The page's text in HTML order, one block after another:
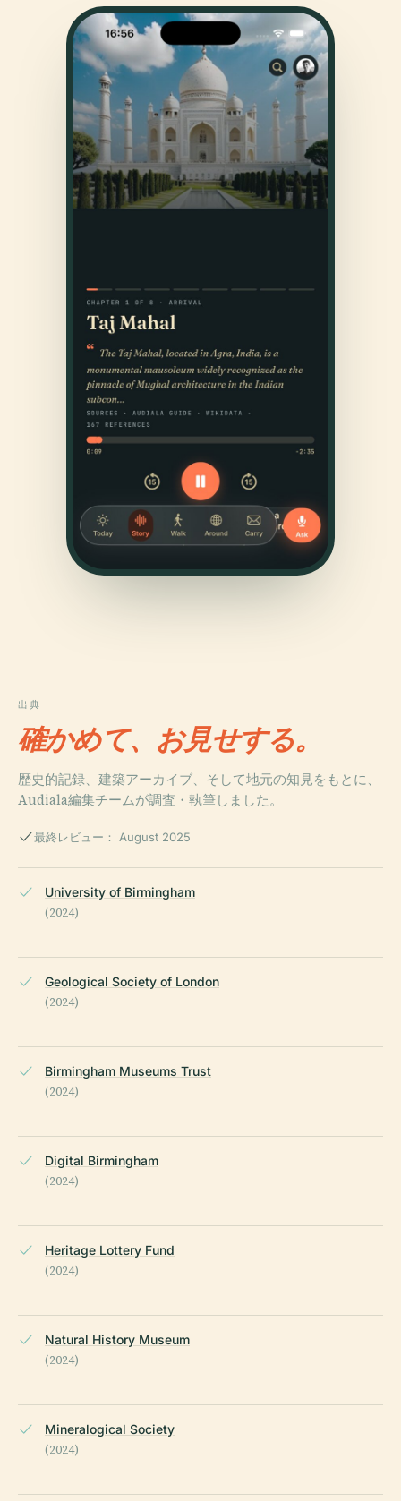
出典
確かめて、お見せする。
歴史的記録、建築アーカイブ、そして地元の知見をもとに、
Audiala編集チームが調査・執筆しました。
最終レビュー： August 2025
University of Birmingham
(2024)
Geological Society of London
(2024)
Birmingham Museums Trust
(2024)
Digital Birmingham
(2024)
Heritage Lottery Fund
(2024)
Natural History Museum
(2024)
Mineralogical Society
(2024)